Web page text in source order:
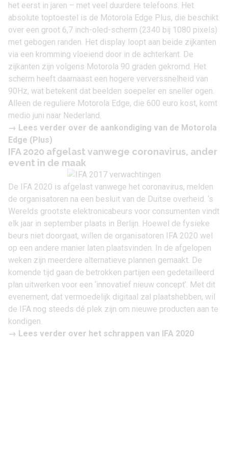
het eerst in jaren – met veel duurdere telefoons. Het
absolute toptoestel is de Motorola Edge Plus, die beschikt
over een groot 6,7 inch-oled-scherm (2340 bij 1080 pixels)
met gebogen randen. Het display loopt aan beide zijkanten
via een kromming vloeiend door in de achterkant. De
zijkanten zijn volgens Motorola 90 graden gekromd. Het
scherm heeft daarnaast een hogere ververssnelheid van
90Hz, wat betekent dat beelden soepeler en sneller ogen.
Alleen de reguliere Motorola Edge, die 600 euro kost, komt
medio juni naar Nederland.
→ Lees verder over de aankondiging van de Motorola
Edge (Plus)
IFA 2020 afgelast vanwege coronavirus, ander
event in de maak
De IFA 2020 is afgelast vanwege het coronavirus, melden
de organisatoren na een besluit van de Duitse overheid. ‘s
Werelds grootste elektronicabeurs voor consumenten vindt
elk jaar in september plaats in Berlijn. Hoewel de fysieke
beurs niet doorgaat, willen de organisatoren IFA 2020 wel
op een andere manier laten plaatsvinden. In de afgelopen
weken zijn meerdere alternatieve plannen gemaakt. De
komende tijd gaan de betrokken partijen een gedetailleerd
plan uitwerken voor een ‘innovatief nieuw concept’. Met dit
evenement, dat vermoedelijk digitaal zal plaatshebben, wil
de IFA nog steeds dé plek zijn om nieuwe producten aan te
kondigen.
→ Lees verder over het schrappen van IFA 2020